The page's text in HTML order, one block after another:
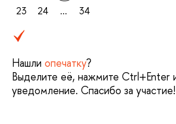
23
24 ... 34
Нашли опечатку?
Выделите её, нажмите Ctrl+Enter
уведомление. Спасибо за участие!